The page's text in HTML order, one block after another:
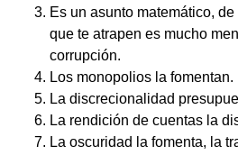
Es un asunto matemático,
que te atrapen es mucho
corrupción.
Los monopolios la fomentan.
La discrecionalidad
La rendición de cuentas la
La oscuridad la fomenta, la